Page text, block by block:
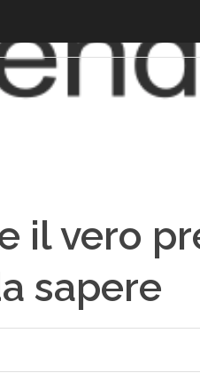
il vero
sapere